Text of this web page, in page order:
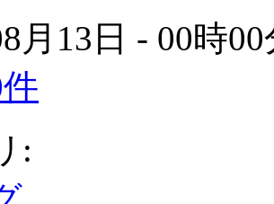
月13日 - 00時
: